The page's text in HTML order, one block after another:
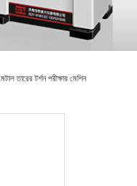
তারের টর্শন পরীক্ষার মেশিন